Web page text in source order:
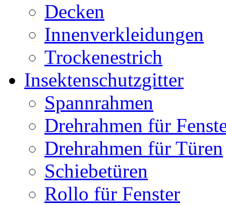
Decken
Innenverkleidungen
Trockenestrich
Insektenschutzgitter
Spannrahmen
Drehrahmen für
Drehrahmen für Türen
Schiebetüren
Rollo für Fenster